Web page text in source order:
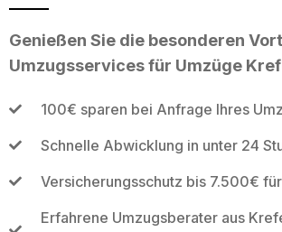
Genießen Sie die besonderen
Umzugsservices für Umzüge
100€ sparen bei Anfrage Ihres
Schnelle Abwicklung in unter 24
Versicherungsschutz bis 7.500€
Erfahrene Umzugsberater aus